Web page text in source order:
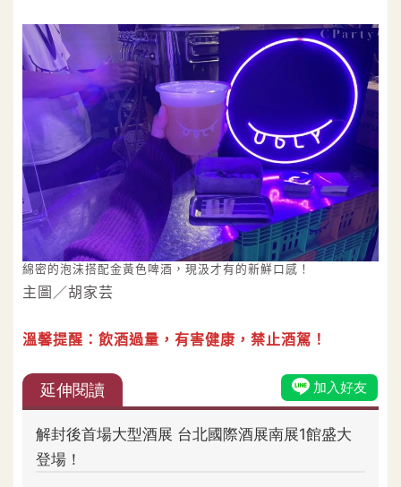
綿密的泡沫搭配金黃色啤酒，現汲才有的新鮮口感！
主圖／胡家芸
溫馨提醒：飲酒過量，有害健康，禁止酒駕！